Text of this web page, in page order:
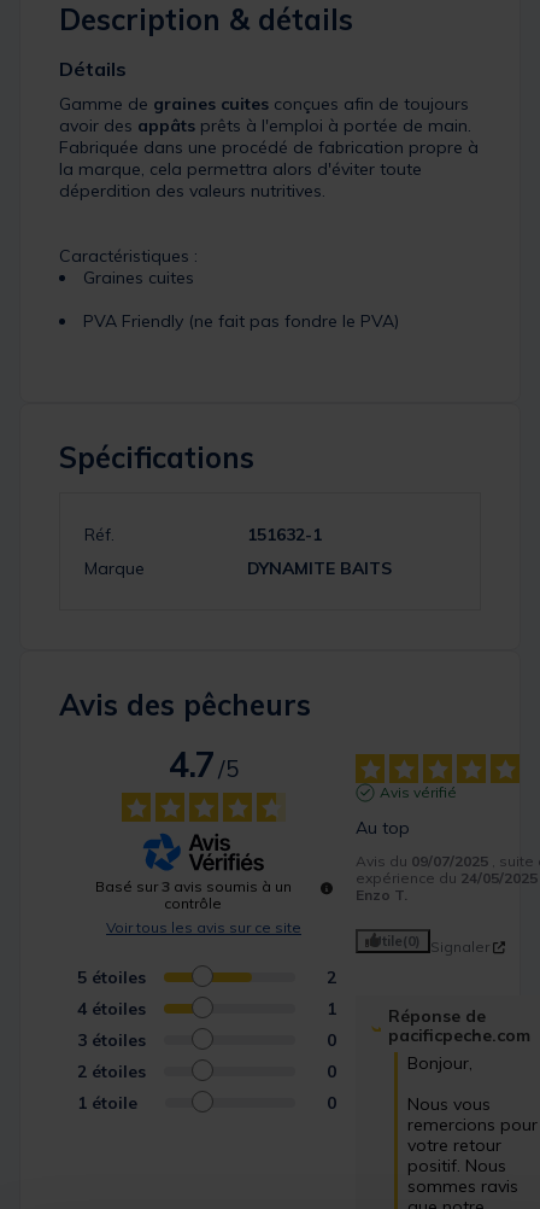
Description & détails
Détails
Gamme de graines cuites conçues afin de toujours
avoir des appâts prêts à l'emploi à portée de main.
Fabriquée dans une procédé de fabrication propre à
la marque, cela permettra alors d'éviter toute
déperdition des valeurs nutritives.
Caractéristiques :
Graines cuites
PVA Friendly (ne fait pas fondre le PVA)
Spécifications
Réf.
151632-1
Marque
DYNAMITE BAITS
Avis des pêcheurs
4.7
/5
Basé sur 3 avis soumis à un
contrôle
Voir tous les avis sur ce site
5 étoiles
2
4 étoiles
1
3 étoiles
0
2 étoiles
0
1 étoile 0
Avis vérifié
Au top
Avis du 09/07/2025 , suite
expérience du 24/05/2025
Enzo T.
Utile(0) Signaler
Réponse de
pacificpeche.com
Bonjour,
Nous vous
remercions pour
votre retour
positif. Nous
sommes ravis